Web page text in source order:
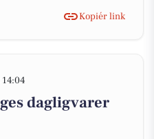
Kopiér link
dagligvarer